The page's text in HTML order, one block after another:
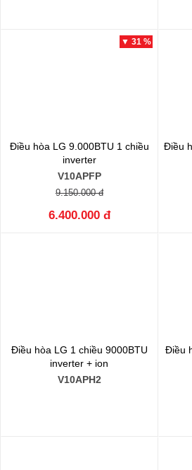
▼ 31 %
Điều hòa LG 9.000BTU 1 chiều
inverter
V10APFP
9.150.000 đ
6.400.000 đ
Điều
Điều hòa LG 1 chiều 9000BTU
inverter + ion
V10APH2
Điều